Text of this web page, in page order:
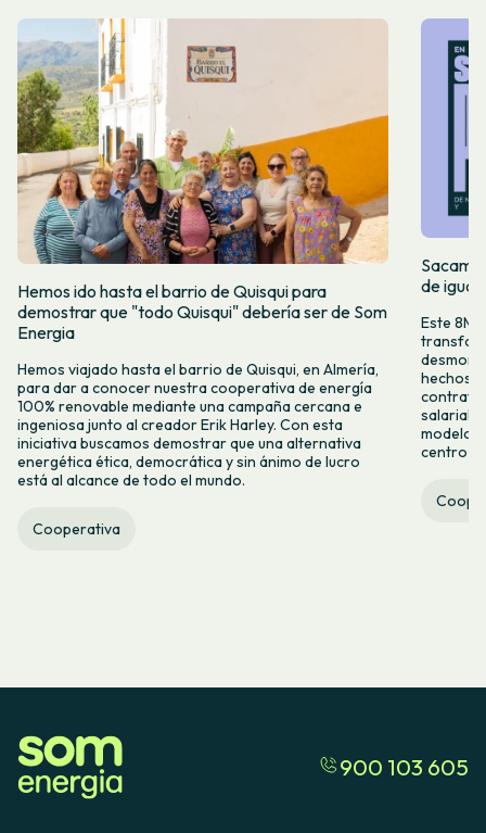
Hemos ido hasta el barrio de Quisqui para
demostrar que "todo Quisqui" debería ser de Som
Energia
Hemos viajado hasta el barrio de Quisqui, en Almería,
para dar a conocer nuestra cooperativa de energía
100% renovable mediante una campaña cercana e
ingeniosa junto al creador Erik Harley. Con esta
iniciativa buscamos demostrar que una alternativa
energética ética, democrática y sin ánimo de lucro
está al alcance de todo el mundo.
Cooperativa
de
Este 8M,
hechos y
salarial y
modelo
centro
900 103 605